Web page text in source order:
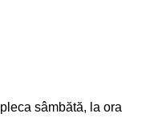
sâmbătă, la ora